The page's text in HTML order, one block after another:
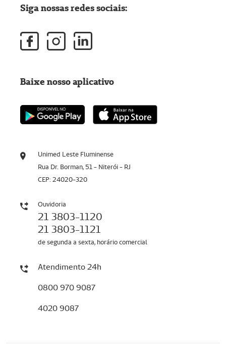
Unimed Leste Fluminense
Rua Dr. Borman, 51 - Niterói - RJ
CEP: 24020-320
Ouvidoria
21 3803-1120
21 3803-1121
de segunda a sexta, horário comercial
Atendimento 24h
0800 970 9087
4020 9087
Siga nossas redes sociais:
Baixe nosso aplicativo